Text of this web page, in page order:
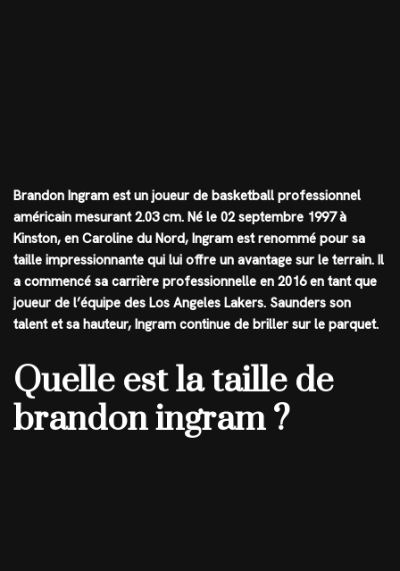
Brandon Ingram est un joueur de basketball professionnel
américain mesurant2.03 cm. Né le 02 septembre 1997 à
Kinston, en Caroline du Nord, Ingram est renommé pour sa
taille impressionnante qui lui offre un avantage sur le terrain. Il
a commencé sa carrière professionnelle en 2016 en tant que
joueur de l’équipe des Los Angeles Lakers. Saunders son
talent et sa hauteur, Ingram continue de briller sur le parquet.
Quelle est la taille de
brandon ingram ?